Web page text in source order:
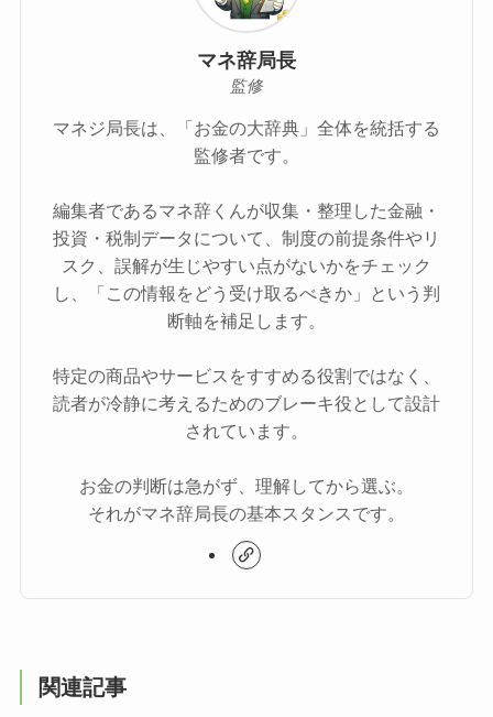
マネ辞局長
監修
マネジ局長は、「お金の大辞典」全体を統括する
監修者です。
編集者であるマネ辞くんが収集・整理した金融・
投資・税制データについて、制度の前提条件やリ
スク、誤解が生じやすい点がないかをチェック
し、「この情報をどう受け取るべきか」という判
断軸を補足します。
特定の商品やサービスをすすめる役割ではなく、
読者が冷静に考えるためのブレーキ役として設計
されています。
お金の判断は急がず、理解してから選ぶ。
それがマネ辞局長の基本スタンスです。
関連記事